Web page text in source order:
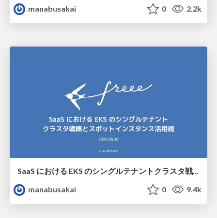
manabusakai
0 2.2k
manabusakai
0 9.4k